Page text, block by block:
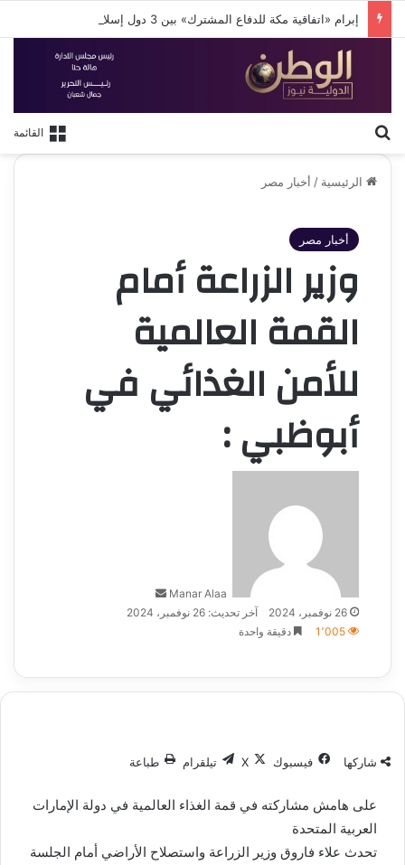
إبرام «اتفاقية مكة للدفاع المشترك» بين 3 دول إسلامية
القائمة
الرئيسية / أخبار مصر
أخبار مصر
وزير الزراعة أمام
القمة العالمية
للأمن الغذائي في
أبوظبي :
Manar Alaa
26 نوفمبر، 2024
آخر تحديث: 26 نوفمبر، 2024
1٬005
دقيقة واحدة
شاركها فيسبوك ‫X تيلقرام طباعة
على هامش مشاركته في قمة الغذاء العالمية في دولة الإمارات
العربية المتحدة
تحدث علاء فاروق وزير الزراعة واستصلاح الأراضي أمام الجلسة